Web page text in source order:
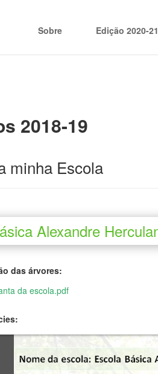
Sobre Edição 2020-21
2018-19
minha Escola
Alexandre
das árvores:
da escola.pdf